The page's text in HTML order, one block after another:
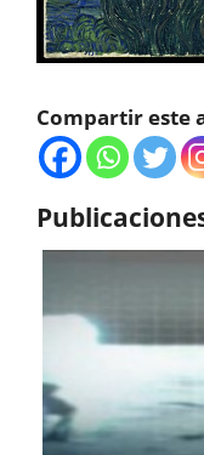
Compartir este